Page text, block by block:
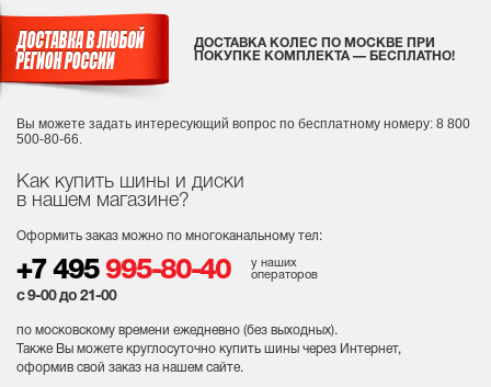
Как купить шины и диски
в нашем магазине?
Оформить заказ можно по многоканальному тел:
+7 495 995-80-40
у наших
операторов
с 9-00 до 21-00
по московскому времени ежедневно (без выходных).
Также Вы можете круглосуточно купить шины через Интернет,
оформив свой заказ на нашем сайте.
ДОСТАВКА КОЛЕС ПО МОСКВЕ ПРИ
ПОКУПКЕ КОМПЛЕКТА — БЕСПЛАТНО!
Вы можете задать интересующий вопрос по бесплатному номеру: 8 800
500-80-66.